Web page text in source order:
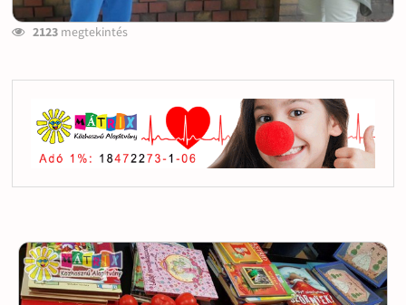
2123megtekintés